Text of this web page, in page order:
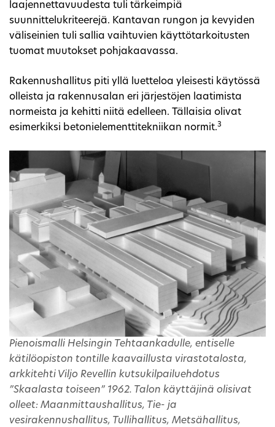
laajennettavuudesta tuli tärkeimpiä
suunnittelukriteerejä. Kantavan rungon ja kevyiden
väliseinien tuli sallia vaihtuvien käyttötarkoitusten
tuomat muutokset pohjakaavassa.
Rakennushallitus piti yllä luetteloa yleisesti käytössä
olleista ja rakennusalan eri järjestöjen laatimista
normeista ja kehitti niitä edelleen. Tällaisia olivat
esimerkiksi betonielementtitekniikan normit.3
Pienoismalli Helsingin Tehtaankadulle, entiselle
kätilöopiston tontille kaavaillusta virastotalosta,
arkkitehti Viljo Revellin kutsukilpailuehdotus
”Skaalasta toiseen” 1962. Talon käyttäjinä olisivat
olleet: Maanmittaushallitus, Tie- ja
vesirakennushallitus, Tullihallitus, Metsähallitus,